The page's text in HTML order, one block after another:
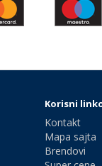
Korisni
Kontakt
Mapa sajta
Brendovi